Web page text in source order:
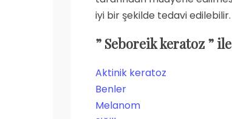
iyi bir şekilde tedavi edilebilir.
” Seboreik keratoz ” ile
Aktinik keratoz
Benler
Melanom